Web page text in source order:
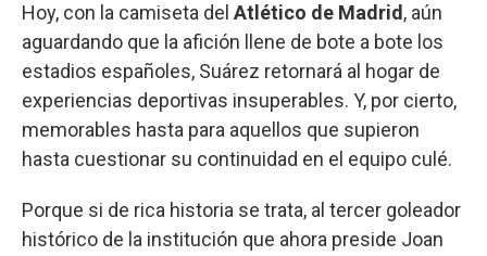
Hoy, con la camiseta del Atlético de Madrid, aún
aguardando que la afición llene de bote a bote los
estadios españoles, Suárez retornará al hogar de
experiencias deportivas insuperables. Y, por cierto,
memorables hasta para aquellos que supieron
hasta cuestionar su continuidad en el equipo culé.
Porque si de rica historia se trata, al tercer goleador
histórico de la institución que ahora preside Joan